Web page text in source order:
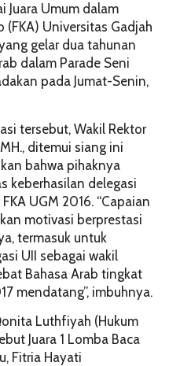
Juara Umum dalam
(FKA) Universitas Gadjah
gelar dua tahunan
dalam Parade Seni
pada Jumat-Senin,
tersebut, Wakil Rektor
MH., ditemui siang ini
bahwa pihaknya
keberhasilan delegasi
UGM 2016. “Capaian
motivasi berprestasi
termasuk untuk
UII sebagai wakil
Bahasa Arab tingkat
mendatang”, imbuhnya.
Luthfiyah (Hukum
Juara 1 Lomba Baca
Fitria Hayati